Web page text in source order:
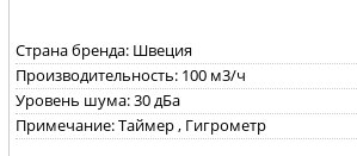
Страна бренда: Швеция
Производительность: 100 м3/ч
Уровень шума: 30 дБа
Примечание: Таймер , Гигрометр